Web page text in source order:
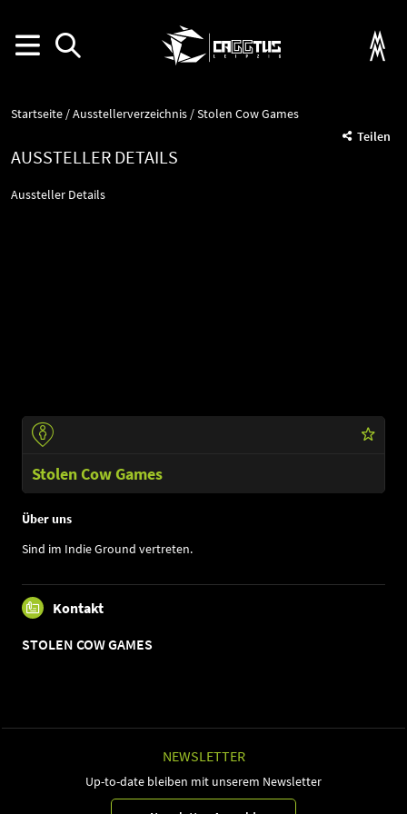
Startseite Ausstellerverzeichnis
Stolen Cow Games
Teilen
AUSSTELLER DETAILS
Aussteller Details
Stolen Cow Games
Über uns
Sind im Indie Ground vertreten.
Kontakt
STOLEN COW GAMES
NEWSLETTER
Up-to-date bleiben mit unserem Newsletter